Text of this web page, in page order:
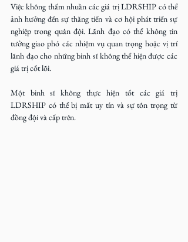
Việc không thấm nhuần các giá trị LDRSHIP có thể
ảnh hưởng đến sự thăng tiến và cơ hội phát triển sự
nghiệp trong quân đội. Lãnh đạo có thể không tin
tưởng giao phó các nhiệm vụ quan trọng hoặc vị trí
lãnh đạo cho những binh sĩ không thể hiện được các
giá trị cốt lõi.
Một binh sĩ không thực hiện tốt các giá trị
LDRSHIP có thể bị mất uy tín và sự tôn trọng từ
đồng đội và cấp trên.